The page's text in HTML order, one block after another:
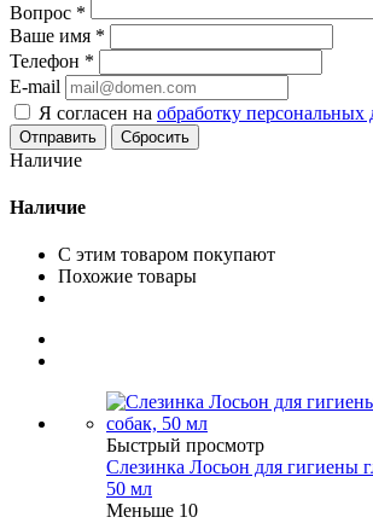
Вопрос *
Ваше имя *
Телефон *
E-mail
Я согласен на обработку персональных
Сбросить
Наличие
Наличие
С этим товаром покупают
Похожие товары
Быстрый просмотр
Слезинка Лосьон для гигиены
50 мл
Меньше 10